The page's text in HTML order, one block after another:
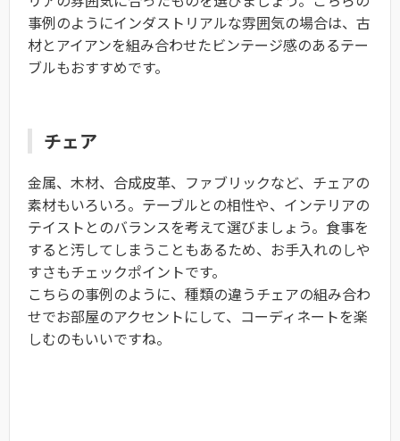
事例のようにインダストリアルな雰囲気の場合は、古
材とアイアンを組み合わせたビンテージ感のあるテー
ブルもおすすめです。
チェア
金属、木材、合成皮革、ファブリックなど、チェアの
素材もいろいろ。テーブルとの相性や、インテリアの
テイストとのバランスを考えて選びましょう。食事を
すると汚してしまうこともあるため、お手入れのしや
すさもチェックポイントです。
こちらの事例のように、種類の違うチェアの組み合わ
せでお部屋のアクセントにして、コーディネートを楽
しむのもいいですね。